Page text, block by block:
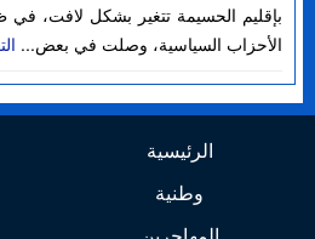
بإقليم الحسيمة تتغير بشكل لافت،
الأحزاب السياسية، وصلت في بعض...
الرئيسية
وطنية